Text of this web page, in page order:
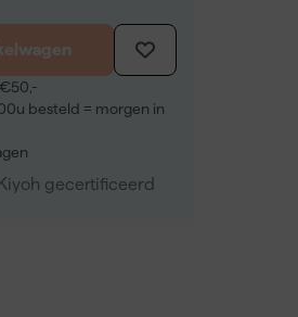
besteld = morgen in
gecertificeerd